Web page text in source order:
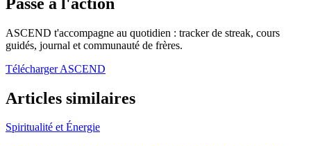
ASCEND t'accompagne au quotidien : tracker de streak, cours
guidés, journal et communauté de frères.
Télécharger ASCEND
Articles similaires
Spiritualité et Énergie